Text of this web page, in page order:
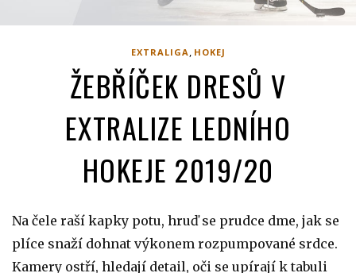
EXTRALIGA , HOKEJ
ŽEBŘÍČEK DRESŮ V
EXTRALIZE LEDNÍHO
HOKEJE 2019/20
Na čele raší kapky potu, hruď se prudce dme, jak se
plíce snaží dohnat výkonem rozpumpované srdce.
Kamery ostří, hledají detail, oči se upírají k tabuli